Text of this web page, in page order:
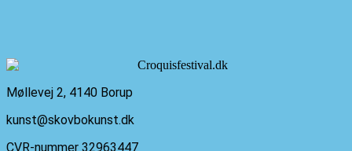
Møllevej 2, 4140 Borup
kunst@skovbokunst.dk
CVR-nummer 32963447